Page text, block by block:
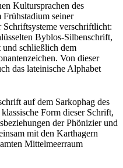
Kultursprachen des
seiner
verschriftlicht:
Byblos-Silbenschrift,
schließlich dem
Von dieser
das lateinische Alphabet
auf dem Sarkophag des
Form dieser Schrift,
der Phönizier und
mit den Karthagern
Mittelmeerraum